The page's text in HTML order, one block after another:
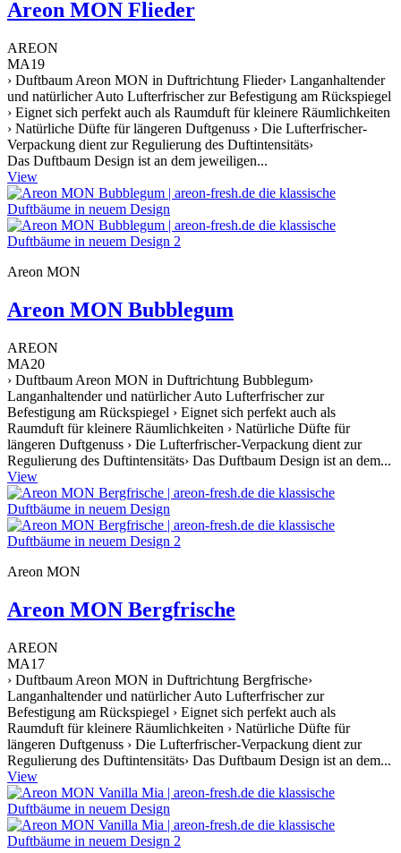
Areon MON Flieder
AREON
MA19
› Duftbaum Areon MON in Duftrichtung Flieder› Langanhaltender
und natürlicher Auto Lufterfrischer zur Befestigung am Rückspiegel
› Eignet sich perfekt auch als Raumduft für kleinere Räumlichkeiten
› Natürliche Düfte für längeren Duftgenuss › Die Lufterfrischer-
Verpackung dient zur Regulierung des Duftintensitäts›
Das Duftbaum Design ist an dem jeweiligen...
View
Areon MON
Areon MON Bubblegum
AREON
MA20
› Duftbaum Areon MON in Duftrichtung Bubblegum›
Langanhaltender und natürlicher Auto Lufterfrischer zur
Befestigung am Rückspiegel › Eignet sich perfekt auch als
Raumduft für kleinere Räumlichkeiten › Natürliche Düfte für
längeren Duftgenuss › Die Lufterfrischer-Verpackung dient zur
Regulierung des Duftintensitäts› Das Duftbaum Design ist an dem...
View
Areon MON
Areon MON Bergfrische
AREON
MA17
› Duftbaum Areon MON in Duftrichtung Bergfrische›
Langanhaltender und natürlicher Auto Lufterfrischer zur
Befestigung am Rückspiegel › Eignet sich perfekt auch als
Raumduft für kleinere Räumlichkeiten › Natürliche Düfte für
längeren Duftgenuss › Die Lufterfrischer-Verpackung dient zur
Regulierung des Duftintensitäts› Das Duftbaum Design ist an dem...
View